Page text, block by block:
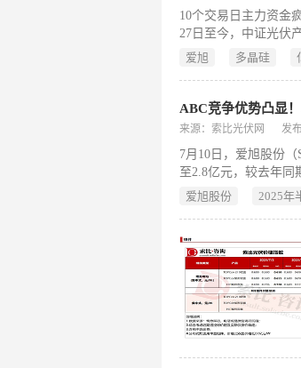
10个交易日主力资金
27日至今，中证光伏
上证指数、深证成指
爱旭 多晶硅
ABC竞争优势凸显
来源：索比光伏网 发
7月10日，爱旭股份
至2.8亿元，较去年同
0.2-1.3亿元，实现扭
爱旭股份 2025年